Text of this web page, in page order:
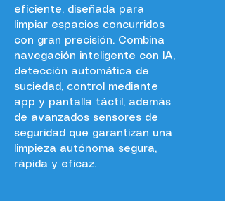
eficiente, diseñada para
limpiar espacios concurridos
con gran precisión. Combina
navegación inteligente con IA,
detección automática de
suciedad, control mediante
app y pantalla táctil, además
de avanzados sensores de
seguridad que garantizan una
limpieza autónoma segura,
rápida y eficaz.